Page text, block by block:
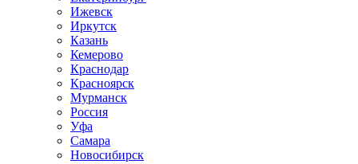
Ижевск
Иркутск
Казань
Кемерово
Краснодар
Красноярск
Мурманск
Россия
Уфа
Самара
Новосибирск